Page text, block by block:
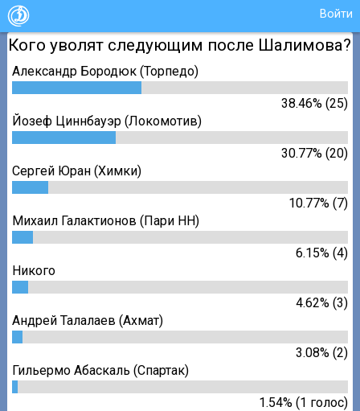
Войти
Кого уволят следующим после Шалимова?
Александр Бородюк (Торпедо)
38.46% (25)
Йозеф Циннбауэр (Локомотив)
30.77% (20)
Сергей Юран (Химки)
10.77% (7)
Михаил Галактионов (Пари НН)
6.15% (4)
Никого
4.62% (3)
Андрей Талалаев (Ахмат)
3.08% (2)
Гильермо Абаскаль (Спартак)
1.54% (1 голос)